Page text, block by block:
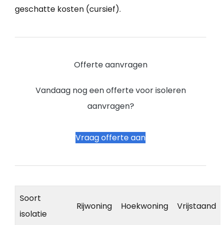
geschatte kosten (cursief).
Offerte aanvragen
Vandaag nog een offerte voor isoleren
aanvragen?
Vraag offerte aan
Soort
isolatie
Rijwoning Hoekwoning Vrijstaand